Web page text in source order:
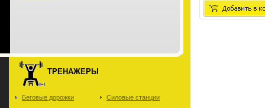
ТРЕНАЖЕРЫ
Беговые дорожки Силовые станции